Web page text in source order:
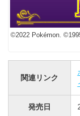
©2022 Pokémon.
関連リンク
発売日